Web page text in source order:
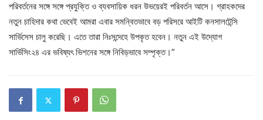
পরিবর্তনের সঙ্গে সঙ্গে প্রযুক্তি ও ব্যবসায়িক ধরন উভয়েরই পরিবর্তন আসে। গ্রাহকদের
নতুন চাহিদার কথা ভেবেই আমরা এবার সমন্বিতভাবে বড় পরিসরে আইটি কনসালটেন্সি
সার্ভিসেস চালু করেছি। এতে তারা নিঃসন্দেহে উপকৃত হবেন। নতুন এই উদ্যোগ
সার্ভিসিং২৪ এর ভবিষ্যৎ ভিশনের সঙ্গে নিবিড়ভাবে সম্পৃক্ত।”